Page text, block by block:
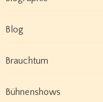
Blog
Brauchtum
Bühnenshows